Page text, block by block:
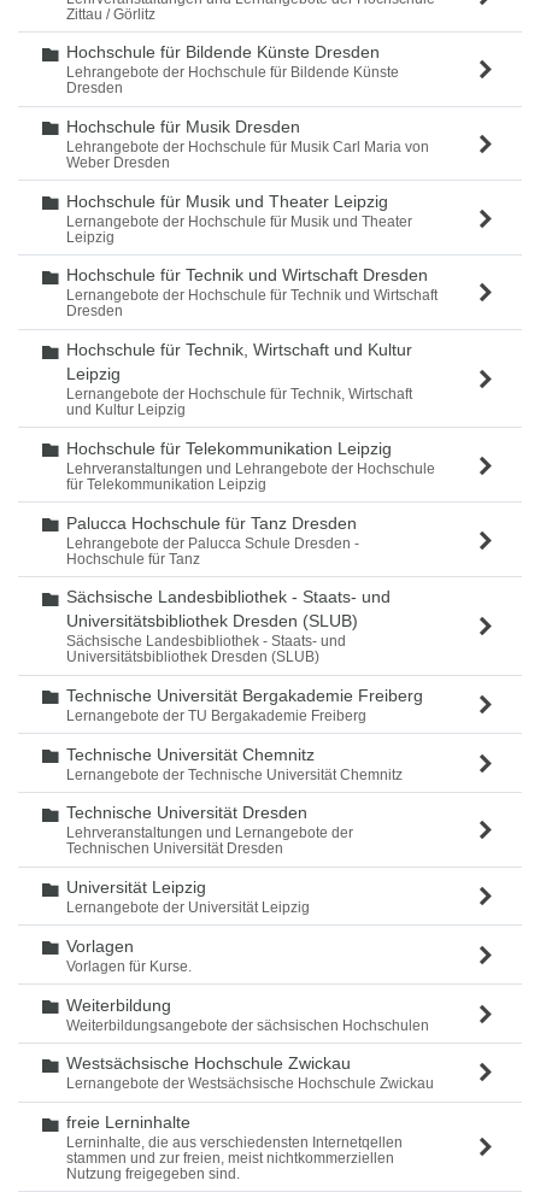
Zittau / Görlitz
Ordner
Hochschule für Bildende Künste Dresden
Lehrangebote der Hochschule für Bildende Künste
Dresden
Ordner
Hochschule für Musik Dresden
Lehrangebote der Hochschule für Musik Carl Maria von
Weber Dresden
Ordner
Hochschule für Musik und Theater Leipzig
Lernangebote der Hochschule für Musik und Theater
Leipzig
Ordner
Hochschule für Technik und Wirtschaft Dresden
Lernangebote der Hochschule für Technik und Wirtschaft
Dresden
Ordner
Hochschule für Technik, Wirtschaft und Kultur
Leipzig
Lernangebote der Hochschule für Technik, Wirtschaft
und Kultur Leipzig
Ordner
Hochschule für Telekommunikation Leipzig
Lehrveranstaltungen und Lehrangebote der Hochschule
für Telekommunikation Leipzig
Ordner
Palucca Hochschule für Tanz Dresden
Lehrangebote der Palucca Schule Dresden -
Hochschule für Tanz
Ordner
Sächsische Landesbibliothek - Staats- und
Universitätsbibliothek Dresden (SLUB)
Sächsische Landesbibliothek - Staats- und
Universitätsbibliothek Dresden (SLUB)
Ordner
Technische Universität Bergakademie Freiberg
Lernangebote der TU Bergakademie Freiberg
Ordner
Technische Universität Chemnitz
Lernangebote der Technische Universität Chemnitz
Ordner
Technische Universität Dresden
Lehrveranstaltungen und Lernangebote der
Technischen Universität Dresden
Ordner
Universität Leipzig
Lernangebote der Universität Leipzig
Ordner
Vorlagen
Vorlagen für Kurse.
Ordner
Weiterbildung
Weiterbildungsangebote der sächsischen Hochschulen
Ordner
Westsächsische Hochschule Zwickau
Lernangebote der Westsächsische Hochschule Zwickau
Ordner
freie Lerninhalte
Lerninhalte, die aus verschiedensten Internetqellen
stammen und zur freien, meist nichtkommerziellen
Nutzung freigegeben sind.